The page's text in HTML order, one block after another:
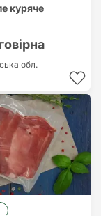
куряче
обл.